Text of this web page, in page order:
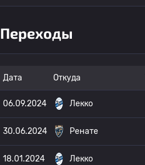
Переходы
Дата Откуда
06.09.2024 Лекко
30.06.2024 Ренате
18.01.2024 Лекко